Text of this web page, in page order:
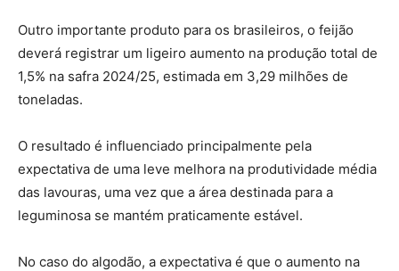
Outro importante produto para os brasileiros, o feijão
deverá registrar um ligeiro aumento na produção total de
1,5% na safra 2024/25, estimada em 3,29 milhões de
toneladas.
O resultado é influenciado principalmente pela
expectativa de uma leve melhora na produtividade média
das lavouras, uma vez que a área destinada para a
leguminosa se mantém praticamente estável.
No caso do algodão, a expectativa é que o aumento na